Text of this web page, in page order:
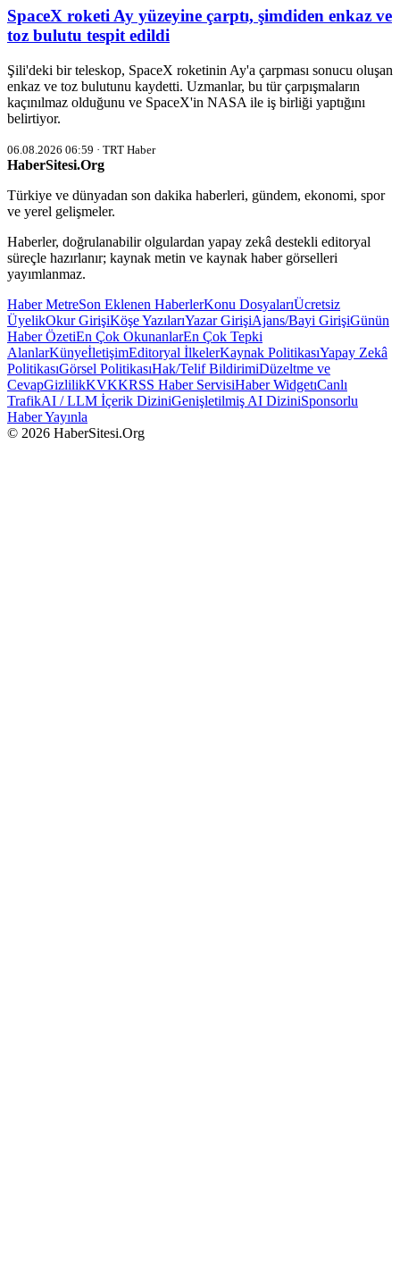
SpaceX roketi Ay yüzeyine çarptı, şimdiden enkaz ve
toz bulutu tespit edildi
Şili'deki bir teleskop, SpaceX roketinin Ay'a çarpması sonucu oluşan
enkaz ve toz bulutunu kaydetti. Uzmanlar, bu tür çarpışmaların
kaçınılmaz olduğunu ve SpaceX'in NASA ile iş birliği yaptığını
belirtiyor.
06.08.2026 06:59 · TRT Haber
HaberSitesi.Org
Türkiye ve dünyadan son dakika haberleri, gündem, ekonomi, spor
ve yerel gelişmeler.
Haberler, doğrulanabilir olgulardan yapay zekâ destekli editoryal
süreçle hazırlanır; kaynak metin ve kaynak haber görselleri
yayımlanmaz.
Haber MetreSon Eklenen HaberlerKonu DosyalarıÜcretsiz
ÜyelikOkur GirişiKöşe YazılarıYazar GirişiAjans/Bayi GirişiGünün
Haber ÖzetiEn Çok OkunanlarEn Çok Tepki
AlanlarKünyeİletişimEditoryal İlkelerKaynak PolitikasıYapay Zekâ
PolitikasıGörsel PolitikasıHak/Telif BildirimiDüzeltme ve
CevapGizlilikKVKKRSS Haber ServisiHaber WidgetıCanlı
TrafikAI / LLM İçerik DiziniGenişletilmiş AI DiziniSponsorlu
Haber Yayınla
© 2026 HaberSitesi.Org